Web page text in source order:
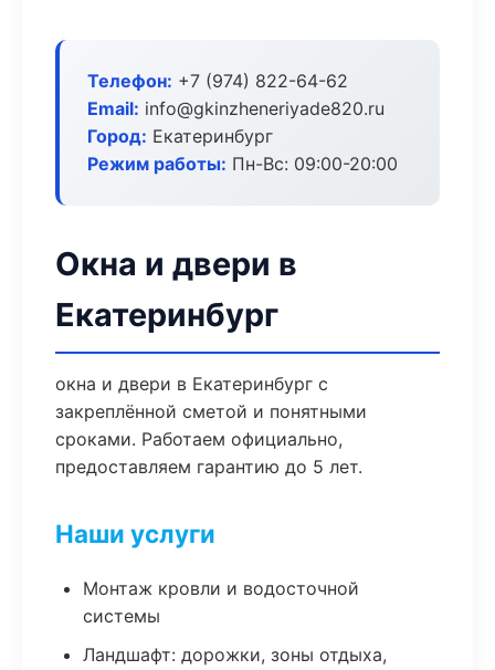
Телефон: +7 (974) 822-64-62
Email: info@gkinzheneriyade820.ru
Город: Екатеринбург
Режим работы: Пн-Вс: 09:00-20:00
Окна и двери в
Екатеринбург
окна и двери в Екатеринбург с
закреплённой сметой и понятными
сроками. Работаем официально,
предоставляем гарантию до 5 лет.
Наши услуги
Монтаж кровли и водосточной
системы
Ландшафт: дорожки, зоны отдыха,